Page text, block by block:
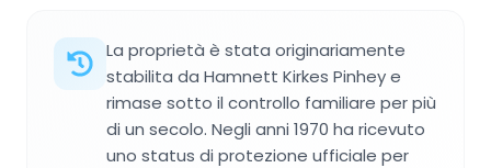
La proprietà è stata originariamente
stabilita da Hamnett Kirkes Pinhey e
rimase sotto il controllo familiare per più
di un secolo. Negli anni 1970 ha ricevuto
uno status di protezione ufficiale per